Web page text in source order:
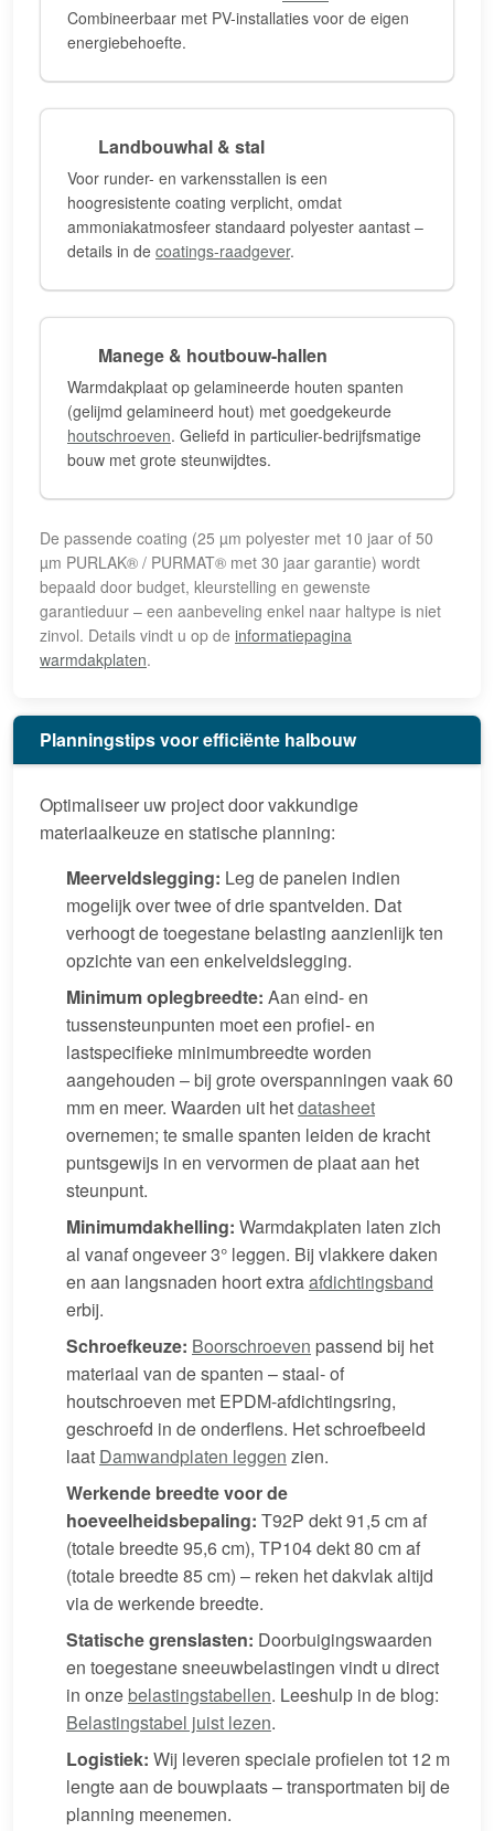
Combineerbaar met PV-installaties voor de eigen
energiebehoefte.
Landbouwhal & stal
Voor runder- en varkensstallen is een
hoogresistente coating verplicht, omdat
ammoniakatmosfeer standaard polyester aantast –
details in de coatings-raadgever.
Manege & houtbouw-hallen
Warmdakplaat op gelamineerde houten spanten
(gelijmd gelamineerd hout) met goedgekeurde
houtschroeven. Geliefd in particulier-bedrijfsmatige
bouw met grote steunwijdtes.
De passende coating (25 µm polyester met 10 jaar of 50
µm PURLAK® / PURMAT® met 30 jaar garantie) wordt
bepaald door budget, kleurstelling en gewenste
garantieduur – een aanbeveling enkel naar haltype is niet
zinvol. Details vindt u op de informatiepagina
warmdakplaten.
Planningstips voor efficiënte halbouw
Optimaliseer uw project door vakkundige
materiaalkeuze en statische planning:
Meerveldslegging: Leg de panelen indien
mogelijk over twee of drie spantvelden. Dat
verhoogt de toegestane belasting aanzienlijk ten
opzichte van een enkelveldslegging.
Minimum oplegbreedte: Aan eind- en
tussensteunpunten moet een profiel- en
lastspecifieke minimumbreedte worden
aangehouden – bij grote overspanningen vaak 60
mm en meer. Waarden uit hetdatasheet
overnemen; te smalle spanten leiden de kracht
puntsgewijs in en vervormen de plaat aan het
steunpunt.
Minimumdakhelling: Warmdakplaten laten zich
al vanaf ongeveer 3° leggen. Bij vlakkere daken
en aan langsnaden hoort extraafdichtingsband
erbij.
Schroefkeuze: Boorschroeven passend bij het
materiaal van de spanten – staal- of
houtschroeven met EPDM-afdichtingsring,
geschroefd in de onderflens. Het schroefbeeld
laat Damwandplaten leggen zien.
Werkende breedte voor de
hoeveelheidsbepaling: T92P dekt 91,5 cm af
(totale breedte 95,6 cm), TP104 dekt 80 cm af
(totale breedte 85 cm) – reken het dakvlak altijd
via de werkende breedte.
Statische grenslasten: Doorbuigingswaarden
en toegestane sneeuwbelastingen vindt u direct
in onze belastingstabellen. Leeshulp in de blog:
Belastingstabel juist lezen.
Logistiek: Wij leveren speciale profielen tot 12 m
lengte aan de bouwplaats – transportmaten bij de
planning meenemen.